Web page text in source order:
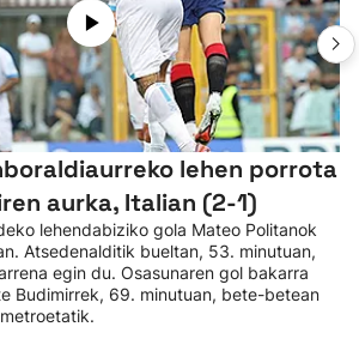
lehen porrota
aurka, Italian (2-1)
lehendabiziko gola Mateo Politanok
Atsedenalditik bueltan, 53. minutuan,
egin du. Osasunaren gol bakarra
Budimirrek, 69. minutuan, bete-betean